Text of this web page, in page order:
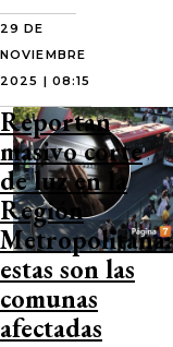
29 DE
NOVIEMBRE
2025 | 08:15
Reportan
masivo corte
de luz en la
Región
Metropolitana:
estas son las
comunas
afectadas